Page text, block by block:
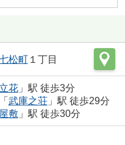
松町１丁目
立花」駅 徒歩3分
「 武庫之荘」駅 徒歩29分
敷 」駅 徒歩30分